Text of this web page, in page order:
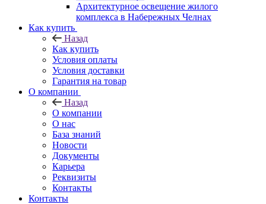
Архитектурное освещение жилого
комплекса в Набережных Челнах
Как купить
Назад
Как купить
Условия оплаты
Условия доставки
Гарантия на товар
О компании
Назад
О компании
О нас
База знаний
Новости
Документы
Карьера
Реквизиты
Контакты
Контакты